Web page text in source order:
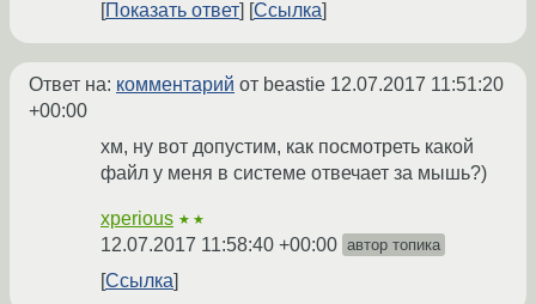
Показать ответ
Ссылка
Ответ на: комментарий от beastie 12.07.2017 11:51:20
+00:00
хм, ну вот допустим, как посмотреть какой
файл у меня в системе отвечает за мышь?)
xperious ★★
12.07.2017 11:58:40 +00:00 автор топика
Ссылка